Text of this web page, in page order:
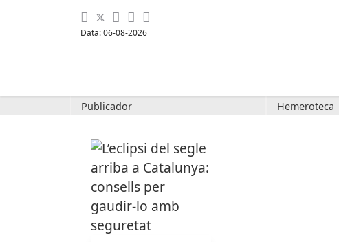
Data: 06-08-2026
Publicador Hemeroteca